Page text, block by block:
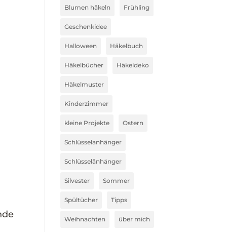
Blumen häkeln Frühling
Geschenkidee
Halloween Häkelbuch
Häkelbücher Häkeldeko
Häkelmuster
Kinderzimmer
kleine Projekte Ostern
Schlüsselanhänger
Schlüsselänhänger
Silvester Sommer
Spültücher Tipps
Weihnachten über mich